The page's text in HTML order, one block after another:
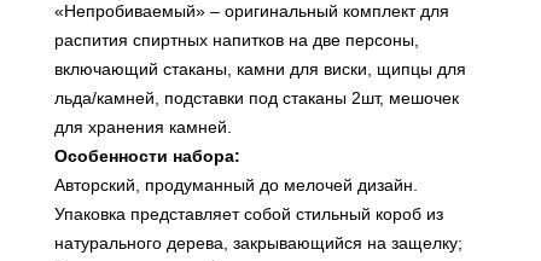
«Непробиваемый» – оригинальный комплект для
распития спиртных напитков на две персоны,
включающий стаканы, камни для виски, щипцы для
льда/камней, подставки под стаканы 2шт, мешочек
для хранения камней.
Особенности набора:
Авторский, продуманный до мелочей дизайн.
Упаковка представляет собой стильный короб из
натурального дерева, закрывающийся на защелку;